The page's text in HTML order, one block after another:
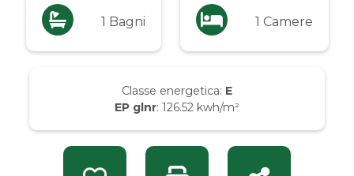
1 Bagni 1 Camere
Classe energetica: E
EP glnr: 126.52 kwh/m²
Fino a € 5.000
Da € 10.000 a € 20.000
Da € 20.000 a € 50.000